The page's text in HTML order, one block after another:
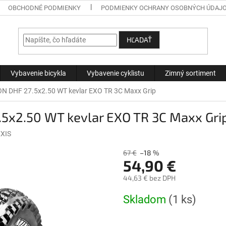
OBCHODNÉ PODMIENKY PODMIENKY OCHRANY OSOBNÝCH
HĽADAŤ
Vybavenie bicykla Vybavenie cyklistu Zimný sortiment
DHF 27.5x2.50 WT kevlar EXO TR 3C Maxx Grip
WT kevlar EXO TR 3C Maxx
67 € –18 %
54,90 €
44,63 € bez DPH
cena:
Skladom (1 ks)